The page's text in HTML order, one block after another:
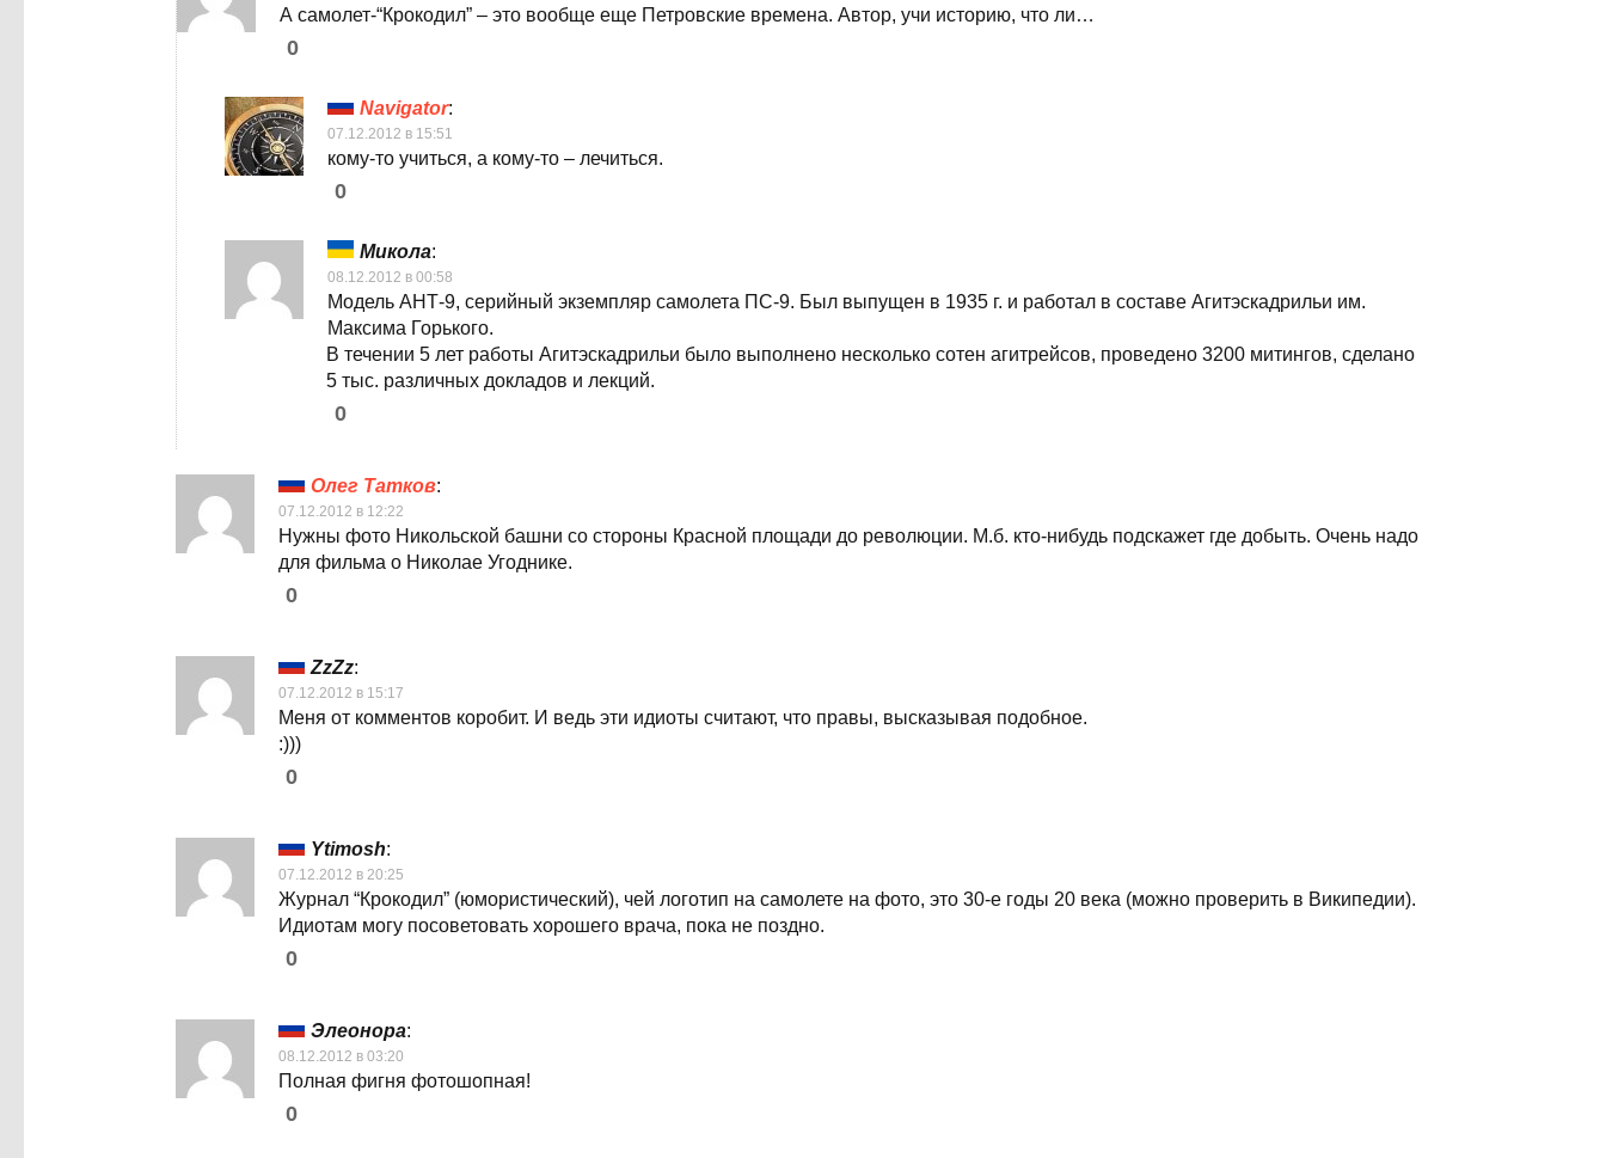
А самолет-“Крокодил” – это вообще еще Петровские времена. Автор, учи историю, что ли…
0
Navigator:
07.12.2012 в 15:51
кому-то учиться, а кому-то – лечиться.
0
Микола:
08.12.2012 в 00:58
Модель АНТ-9, серийный экземпляр самолета ПС-9. Был выпущен в 1935 г. и работал в составе Агитэскадрильи им.
Максима Горького.
В течении 5 лет работы Агитэскадрильи было выполнено несколько сотен агитрейсов, проведено 3200 митингов, сделано
5 тыс. различных докладов и лекций.
0
Олег Татков:
07.12.2012 в 12:22
Нужны фото Никольской башни со стороны Красной площади до революции. М.б. кто-нибудь подскажет где добыть. Очень надо
для фильма о Николае Угоднике.
0
ZzZz:
07.12.2012 в 15:17
Меня от комментов коробит. И ведь эти идиоты считают, что правы, высказывая подобное.
:)))
0
Ytimosh:
07.12.2012 в 20:25
Журнал “Крокодил” (юмористический), чей логотип на самолете на фото, это 30-е годы 20 века (можно проверить в Википедии).
Идиотам могу посоветовать хорошего врача, пока не поздно.
0
Элеонора:
08.12.2012 в 03:20
Полная фигня фотошопная!
0